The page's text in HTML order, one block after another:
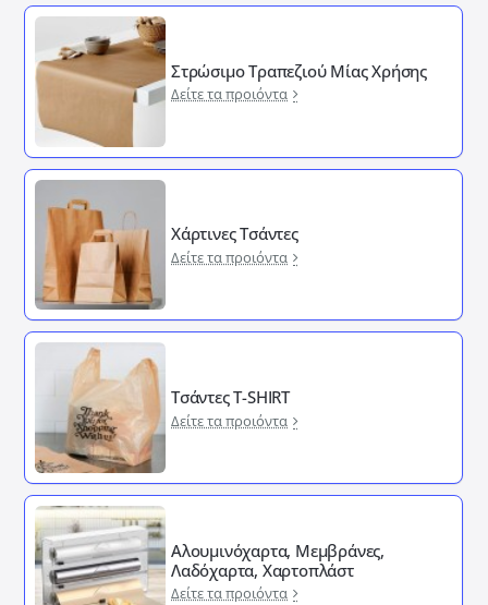
Στρώσιμο Τραπεζιού Μίας Χρήσης
Δείτε τα προιόντα
Χάρτινες Τσάντες
Δείτε τα προιόντα
Τσάντες T-SHIRT
Δείτε τα προιόντα
Αλουμινόχαρτα, Μεμβράνες,
Λαδόχαρτα, Χαρτοπλάστ
Δείτε τα προιόντα